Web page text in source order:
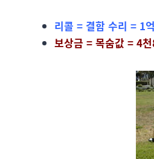
리콜 = 결함 수리 = 1
보상금 = 목숨값 = 4